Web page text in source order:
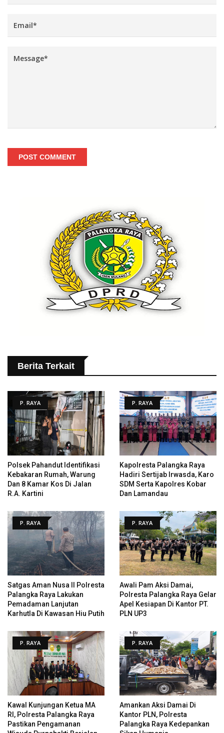
POST COMMENT
Berita Terkait
P. RAYA
Polsek Pahandut Identifikasi
Kebakaran Rumah, Warung
Dan 8 Kamar Kos Di Jalan
R.A. Kartini
P. RAYA
Kapolresta Palangka Raya
Hadiri Sertijab Irwasda, Karo
SDM Serta Kapolres Kobar
Dan Lamandau
P. RAYA
Satgas Aman Nusa II Polresta
Palangka Raya Lakukan
Pemadaman Lanjutan
Karhutla Di Kawasan Hiu Putih
P. RAYA
Awali Pam Aksi Damai,
Polresta Palangka Raya Gelar
Apel Kesiapan Di Kantor PT.
PLN UP3
P. RAYA
Kawal Kunjungan Ketua MA
RI, Polresta Palangka Raya
Pastikan Pengamanan
P. RAYA
Amankan Aksi Damai Di
Kantor PLN, Polresta
Palangka Raya Kedepankan